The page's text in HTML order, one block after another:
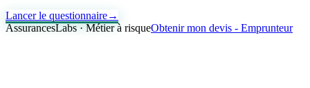
Lancer le questionnaire→
AssurancesLabs · Métier à risqueObtenir mon devis - Emprunteur